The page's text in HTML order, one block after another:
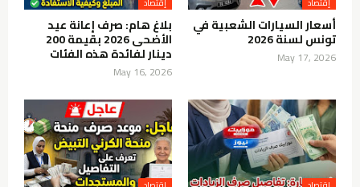
أسعار السيارات الشعبية في
تونس لسنة 2026
May 17, 2026
بلاغ هام: صرف إعانة عيد
الأضحى 2026 بقيمة 200
دينار لفائدة هذه الفئات
May 16, 2026